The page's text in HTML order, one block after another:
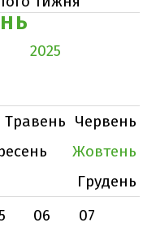
2025
Травень Червень
Жовтень
Грудень
06
07